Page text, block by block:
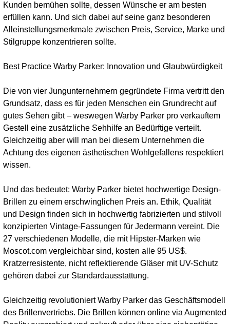
Kunden bemühen sollte, dessen Wünsche er am besten
erfüllen kann. Und sich dabei auf seine ganz besonderen
Alleinstellungsmerkmale zwischen Preis, Service, Marke und
Stilgruppe konzentrieren sollte.
Best Practice Warby Parker: Innovation und Glaubwürdigkeit
Die von vier Jungunternehmern gegründete Firma vertritt den
Grundsatz, dass es für jeden Menschen ein Grundrecht auf
gutes Sehen gibt – weswegen Warby Parker pro verkauftem
Gestell eine zusätzliche Sehhilfe an Bedürftige verteilt.
Gleichzeitig aber will man bei diesem Unternehmen die
Achtung des eigenen ästhetischen Wohlgefallens respektiert
wissen.
Und das bedeutet: Warby Parker bietet hochwertige Design-
Brillen zu einem erschwinglichen Preis an. Ethik, Qualität
und Design finden sich in hochwertig fabrizierten und stilvoll
konzipierten Vintage-Fassungen für Jedermann vereint. Die
27 verschiedenen Modelle, die mit Hipster-Marken wie
Moscot.com vergleichbar sind, kosten alle 95 US$.
Kratzerresistente, nicht reflektierende Gläser mit UV-Schutz
gehören dabei zur Standardausstattung.
Gleichzeitig revolutioniert Warby Parker das Geschäftsmodell
des Brillenvertriebs. Die Brillen können online via Augmented